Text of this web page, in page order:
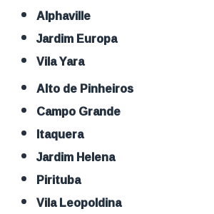
Alphaville
Jardim Europa
Vila Yara
Alto de Pinheiros
Campo Grande
Itaquera
Jardim Helena
Pirituba
Vila Leopoldina